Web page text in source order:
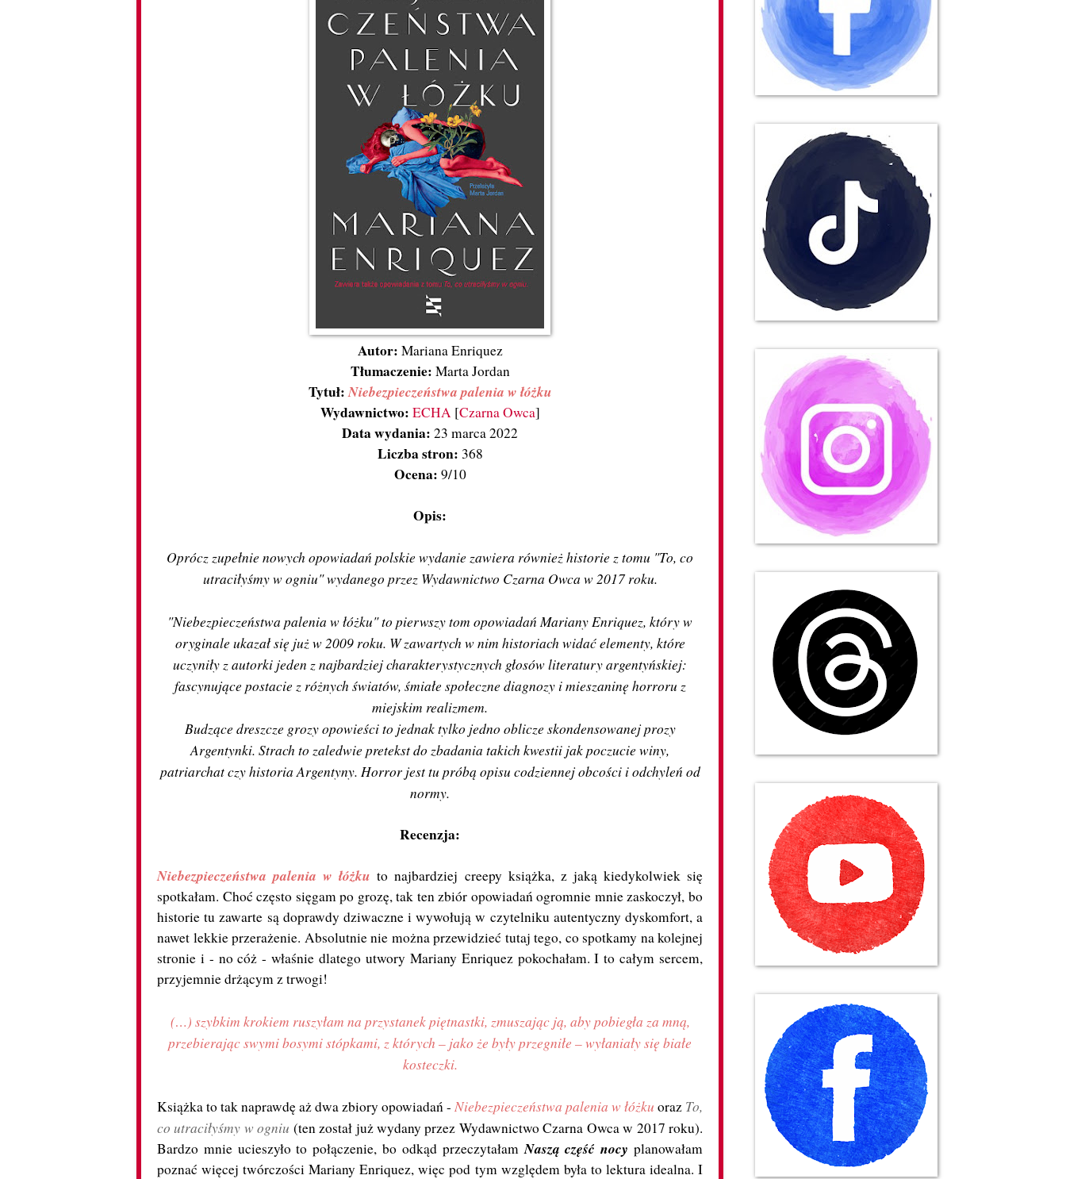
Autor: Mariana Enriquez
Tłumaczenie: Marta Jordan
Tytuł:Niebezpieczeństwa palenia w łóżku
Wydawnictwo: ECHA [Czarna Owca]
Data wydania: 23 marca 2022
Liczba stron: 368
Ocena: 9/10
Opis:
Oprócz zupełnie nowych opowiadań polskie wydanie zawiera również historie z tomu "To, co
utraciłyśmy w ogniu" wydanego przez Wydawnictwo Czarna Owca w 2017 roku.
"Niebezpieczeństwa palenia w łóżku" to pierwszy tom opowiadań Mariany Enriquez, który w
oryginale ukazał się już w 2009 roku. W zawartych w nim historiach widać elementy, które
uczyniły z autorki jeden z najbardziej charakterystycznych głosów literatury argentyńskiej:
fascynujące postacie z różnych światów, śmiałe społeczne diagnozy i mieszaninę horroru z
miejskim realizmem.
Budzące dreszcze grozy opowieści to jednak tylko jedno oblicze skondensowanej prozy
Argentynki. Strach to zaledwie pretekst do zbadania takich kwestii jak poczucie winy,
patriarchat czy historia Argentyny. Horror jest tu próbą opisu codziennej obcości i odchyleń od
normy.
Recenzja:
Niebezpieczeństwa palenia w łóżku to najbardziej creepy książka, z jaką kiedykolwiek się
spotkałam. Choć często sięgam po grozę, tak ten zbiór opowiadań ogromnie mnie zaskoczył, bo
historie tu zawarte są doprawdy dziwaczne i wywołują w czytelniku autentyczny dyskomfort, a
nawet lekkie przerażenie. Absolutnie nie można przewidzieć tutaj tego, co spotkamy na kolejnej
stronie i - no cóż - właśnie dlatego utwory Mariany Enriquez pokochałam. I to całym sercem,
przyjemnie drżącym z trwogi!
(…) szybkim krokiem ruszyłam na przystanek piętnastki, zmuszając ją, aby pobiegła za mną,
przebierając swymi bosymi stópkami, z których – jako że były przegniłe – wyłaniały się białe
kosteczki.
Książka to tak naprawdę aż dwa zbiory opowiadań - Niebezpieczeństwa palenia w łóżku oraz To,
co utraciłyśmy w ogniu (ten został już wydany przez Wydawnictwo Czarna Owca w 2017 roku).
Bardzo mnie ucieszyło to połączenie, bo odkąd przeczytałam Naszą część nocy planowałam
poznać więcej twórczości Mariany Enriquez, więc pod tym względem była to lektura idealna. I